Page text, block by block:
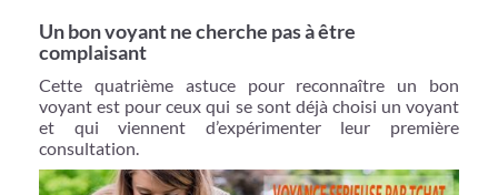
Un bon voyant ne cherche pas à être
complaisant
Cette quatrième astuce pour reconnaître un bon
voyant est pour ceux qui se sont déjà choisi un voyant
et qui viennent d’expérimenter leur première
consultation.